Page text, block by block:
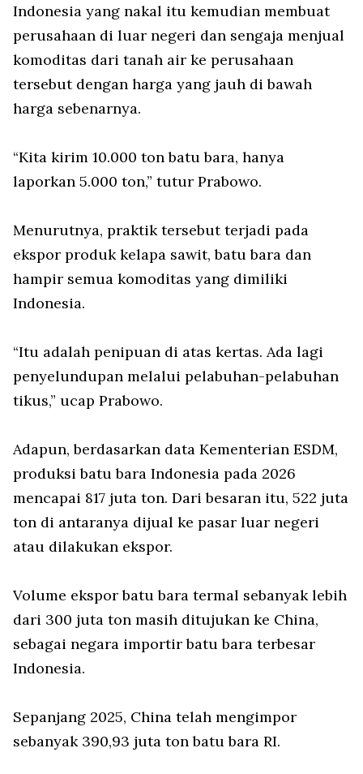
Indonesia yang nakal itu kemudian membuat
perusahaan di luar negeri dan sengaja menjual
komoditas dari tanah air ke perusahaan
tersebut dengan harga yang jauh di bawah
harga sebenarnya.
“Kita kirim 10.000 ton batu bara, hanya
laporkan 5.000 ton,” tutur Prabowo.
Menurutnya, praktik tersebut terjadi pada
ekspor produk kelapa sawit, batu bara dan
hampir semua komoditas yang dimiliki
Indonesia.
“Itu adalah penipuan di atas kertas. Ada lagi
penyelundupan melalui pelabuhan-pelabuhan
tikus,” ucap Prabowo.
Adapun, berdasarkan data Kementerian ESDM,
produksi batu bara Indonesia pada 2026
mencapai 817 juta ton. Dari besaran itu, 522 juta
ton di antaranya dijual ke pasar luar negeri
atau dilakukan ekspor.
Volume ekspor batu bara termal sebanyak lebih
dari 300 juta ton masih ditujukan ke China,
sebagai negara importir batu bara terbesar
Indonesia.
Sepanjang 2025, China telah mengimpor
sebanyak 390,93 juta ton batu bara RI.